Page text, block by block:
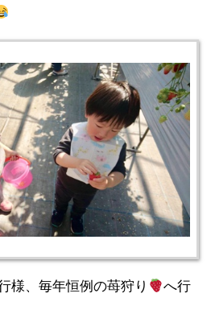
様、毎年恒例の苺狩り
へ行